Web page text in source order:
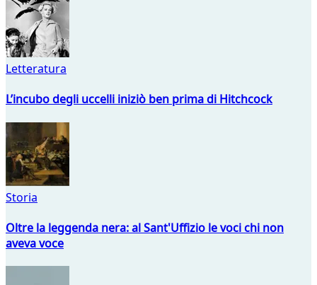
Letteratura
L’incubo degli uccelli iniziò ben prima di Hitchcock
Storia
Oltre la leggenda nera: al Sant'Uffizio le voci chi non
aveva voce